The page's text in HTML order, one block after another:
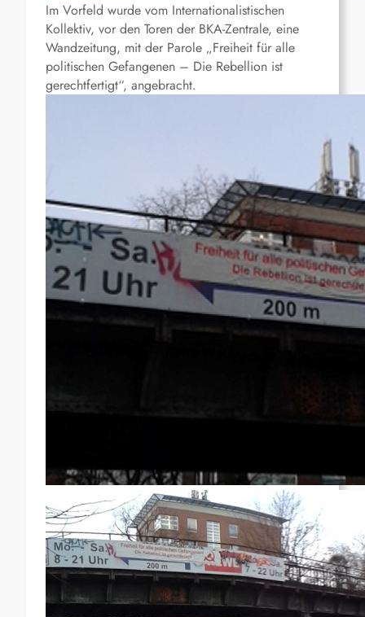
Im Vorfeld wurde vom Internationalistischen
Kollektiv, vor den Toren der BKA-Zentrale, eine
Wandzeitung, mit der Parole „Freiheit für alle
politischen Gefangenen – Die Rebellion ist
gerechtfertigt“, angebracht.